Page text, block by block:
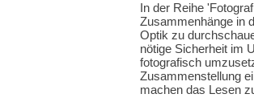
In der Reihe
Zusammenhänge in
Optik zu
nötige Sicherheit im
fotografisch
Zusammenstellung
machen das Lesen